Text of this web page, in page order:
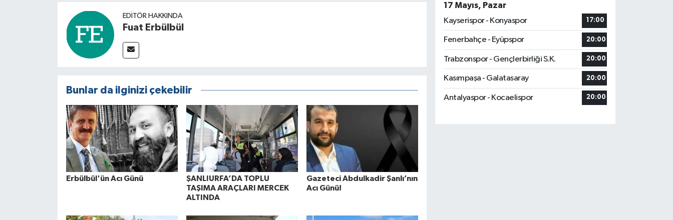
EDITÖR HAKKINDA
Fuat Erbülbül
Bunlar da ilginizi çekebilir
Erbülbül'ün Acı Günü
ŞANLIURFA’DA TOPLU
TAŞIMA ARAÇLARI MERCEK
ALTINDA
Gazeteci Abdulkadir Şanlı’nın
Acı Günü!
17 Mayıs, Pazar
Kayserispor - Konyaspor
17:00
Fenerbahçe - Eyüpspor 20:00
Trabzonspor - Gençlerbirliği S.K. 20:00
Kasımpaşa - Galatasaray 20:00
Antalyaspor - Kocaelispor 20:00